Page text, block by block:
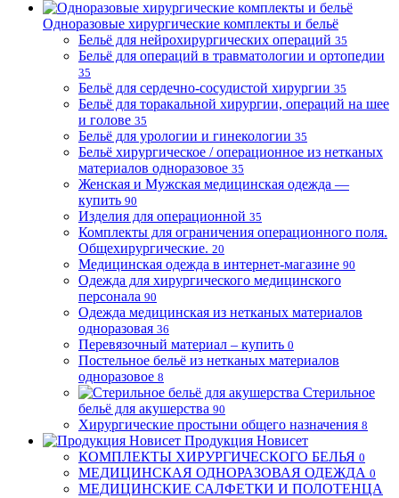
Одноразовые хирургические комплекты и бельё
Бельё для нейрохирургических операций 35
Бельё для операций в травматологии и ортопедии
35
Бельё для сердечно-сосудистой хирургии 35
Бельё для торакальной хирургии, операций на шее
и голове 35
Бельё для урологии и гинекологии 35
Бельё хирургическое / операционное из нетканых
материалов одноразовое 35
Женская и Мужская медицинская одежда —
купить 90
Изделия для операционной 35
Комплекты для ограничения операционного поля.
Общехирургические. 20
Медицинская одежда в интернет-магазине 90
Одежда для хирургического медицинского
персонала 90
Одежда медицинская из нетканых материалов
одноразовая 36
Перевязочный материал – купить 0
Постельное бельё из нетканых материалов
одноразовое 8
Стерильное
бельё для акушерства 90
Хирургические простыни общего назначения 8
Продукция Новисет
КОМПЛЕКТЫ ХИРУРГИЧЕСКОГО БЕЛЬЯ 0
МЕДИЦИНСКАЯ ОДНОРАЗОВАЯ ОДЕЖДА 0
МЕДИЦИНСКИЕ САЛФЕТКИ И ПОЛОТЕНЦА